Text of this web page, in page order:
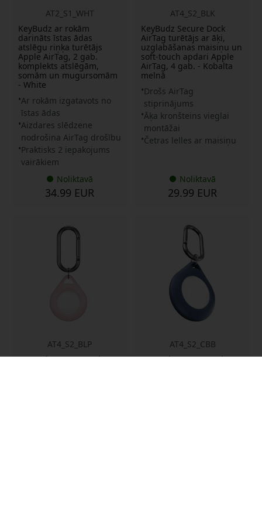
AT2_S1_WHT
KeyBudz ar rokām
darināts īstas ādas
atslēgu riņķa turētājs
Apple AirTag, 2 gab.
komplekts atslēgām,
somām un mugursomām
- White
Ar rokām izgatavots no
īstas ādas
Aizdares slēdzene
nodrošina AirTag drošību
Praktisks 2 iepakojums
vairākiem
Noliktavā
34.99 EUR
AT4_S2_BLK
KeyBudz Secure Dock
AirTag turētājs ar āķi,
uzglabāšanas maisiņu un
soft-touch apdari Apple
AirTag, 4 gab. - Kobalta
melnā
Drošs AirTag
stiprinājums
Āķa kronšteins vieglai
montāžai
Četras lelles ar maisiņu
Noliktavā
29.99 EUR
AT4_S2_BLP
KeyBudz Secure Dock
AT4_S2_CBB
KeyBudz Secure Dock